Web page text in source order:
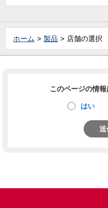
ホーム 製品 店舗の選択
このページの情
はい
送